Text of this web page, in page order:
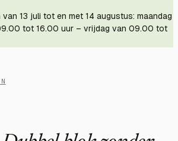
13 juli tot en met 14 augustus: maandag
tot 16.00 uur – vrijdag van 09.00 tot